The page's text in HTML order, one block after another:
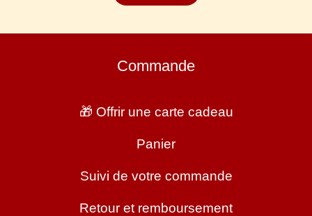
Commande
🎁 Offrir une carte cadeau
Panier
Suivi de votre commande
Retour et remboursement